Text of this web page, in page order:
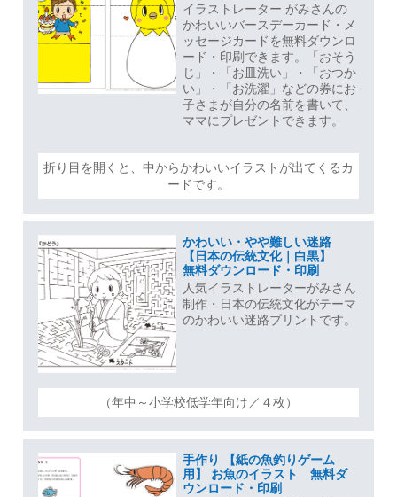
イラストレーター がみさんの
かわいいバースデーカード・メ
ッセージカードを無料ダウンロ
ード・印刷できます。「おそう
じ」・「お皿洗い」・「おつか
い」・「お洗濯」などの券にお
子さまが自分の名前を書いて、
ママにプレゼントできます。
折り目を開くと、中からかわいいイラストが出てくるカ
ードです。
かわいい・やや難しい迷路
【日本の伝統文化｜白黒】
無料ダウンロード・印刷
人気イラストレーターがみさん
制作・日本の伝統文化がテーマ
のかわいい迷路プリントです。
（年中～小学校低学年向け／４枚）
手作り 【紙の魚釣りゲーム
用】 お魚のイラスト 無料ダ
ウンロード・印刷